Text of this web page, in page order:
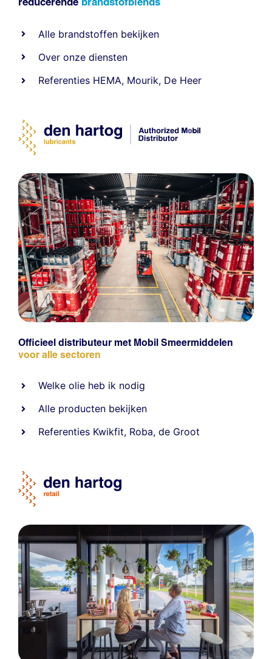
Alle brandstoffen bekijken
Over onze diensten
Referenties HEMA, Mourik, De Heer
Officieel distributeur met Mobil Smeermiddelen
voor alle sectoren
Welke olie heb ik nodig
Alle producten bekijken
Referenties Kwikfit, Roba,de Groot